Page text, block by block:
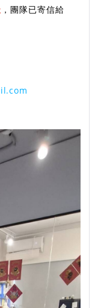
，團隊已寄信給